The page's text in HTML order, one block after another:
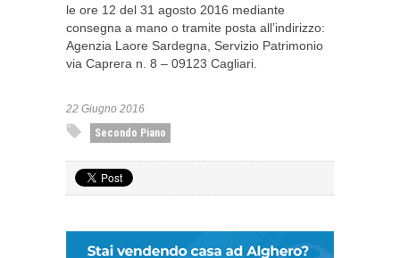
le ore 12 del 31 agosto 2016 mediante
consegna a mano o tramite posta all’indirizzo:
Agenzia Laore Sardegna, Servizio Patrimonio
via Caprera n. 8 – 09123 Cagliari.
22 Giugno 2016
Secondo Piano